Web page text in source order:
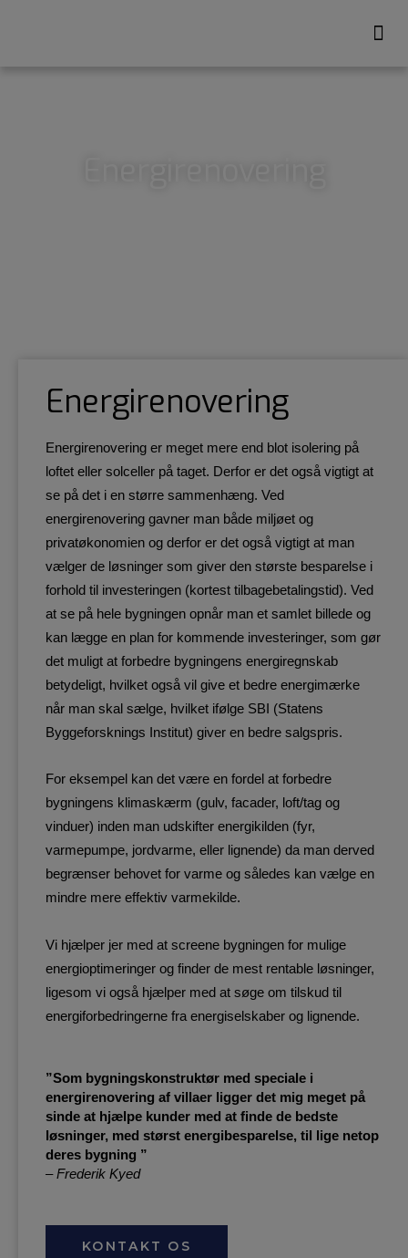
Energirenovering
Energirenovering er meget mere end blot isolering på
loftet eller solceller på taget. Derfor er det også vigtigt at
se på det i en større sammenhæng. Ved
energirenovering gavner man både miljøet og
privatøkonomien og derfor er det også vigtigt at man
vælger de løsninger som giver den største besparelse i
forhold til investeringen (kortest tilbagebetalingstid). Ved
at se på hele bygningen opnår man et samlet billede og
kan lægge en plan for kommende investeringer, som gør
det muligt at forbedre bygningens energiregnskab
betydeligt, hvilket også vil give et bedre energimærke
når man skal sælge, hvilket ifølge SBI (Statens
Byggeforsknings Institut) giver en bedre salgspris.​
For eksempel kan det være en fordel at forbedre
bygningens klimaskærm (gulv, facader, loft/tag og
vinduer) inden man udskifter energikilden (fyr,
varmepumpe, jordvarme, eller lignende) da man derved
begrænser behovet for varme og således kan vælge en
mindre mere effektiv varmekilde.
Vi hjælper jer med at screene bygningen for mulige
energioptimeringer og finder de mest rentable løsninger,
ligesom vi også hjælper med at søge om tilskud til
energiforbedringerne fra energiselskaber og lignende.​
”Som bygningskonstruktør med speciale i
energirenovering af villaer ligger det mig meget på
sinde at hjælpe kunder med at finde de bedste
løsninger, med størst energibesparelse, til lige netop
deres bygning ”
– Frederik Kyed
KONTAKT OS